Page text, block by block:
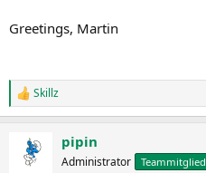
Greetings, Martin
R
e
Skillz
pipin
Administrator Teammitglied